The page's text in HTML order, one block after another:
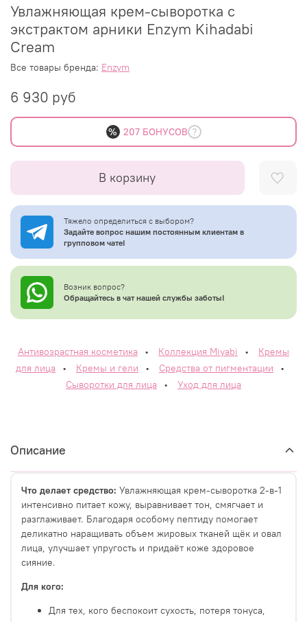
Увлажняющая крем-сыворотка с
экстрактом арники Enzym Kihadabi
Cream
Все товары бренда: Enzym
6 930 руб
% 207 БОНУСОВ
В корзину
Тяжело определиться с выбором?
Задайте вопрос нашим постоянным клиентам в
групповом чате!
Возник вопрос?
Обращайтесь в чат нашей службы заботы!
Антивозрастная косметика • Коллекция Miyabi •
Кремы
для лица
• Кремы и гели • Средства от пигментации
•
Сыворотки для лица
• Уход для лица
Описание
Что делает средство: Увлажняющая крем-сыворотка 2-в-1
интенсивно питает кожу, выравнивает тон, смягчает и
разглаживает. Благодаря особому пептиду помогает
деликатно наращивать объем жировых тканей щёк и овал
лица, улучшает упругость и придаёт коже здоровое
сияние.
Для кого:
Для тех, кого беспокоит сухость, потеря тонуса,